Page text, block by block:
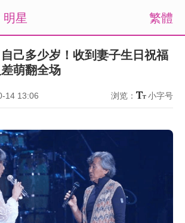
繁體
明星
己多少岁！收到妻子生日祝福
萌翻全场
14 13:06 浏览： 小字号